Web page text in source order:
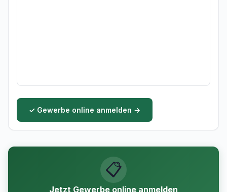
✓ Gewerbe online anmelden →
📋
Jetzt Gewerbe online anmelden